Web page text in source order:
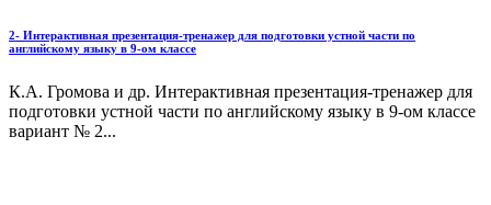
2- Интерактивная презентация-тренажер для подготовки устной части по
английскому языку в 9-ом классе
К.А. Громова и др. Интерактивная презентация-тренажер для
подготовки устной части по английскому языку в 9-ом классе
вариант № 2...